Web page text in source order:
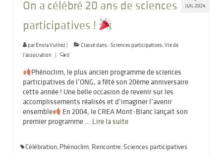
JUIL 2024
On a célébré 20 ans de sciences
participatives !
parEnola Vulliez | Classé dans : Sciences participatives, Vie de
l'association
| 0
Phénoclim, le plus ancien programme de sciences
participatives de l’ONG, a fêté son 20ème anniversaire
cette année ! Une belle occasion de revenir sur les
accomplissements réalisés et d’imaginer l’avenir
ensemble
En 2004, le CREA Mont-Blanc lançait son
premier programme … Lire la suite­­
Célébration, Phénoclim, Rencontre, Sciences participatives